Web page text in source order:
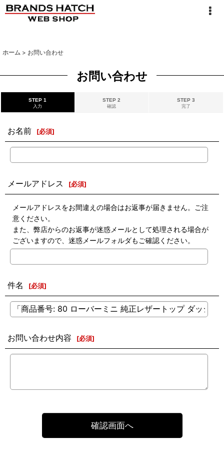
ホーム > お問い合わせ
お問い合わせ
STEP 1
入力
STEP 2
確認
STEP 3
完了
お名前 [必須]
メールアドレス [必須]
メールアドレスをお間違えの場合はお返事が届きません。ご注
意ください。
また、弊店からのお返事が迷惑メールとして処理される場合が
ございますので、迷惑メールフォルダもご確認ください。
件名 [必須]
お問い合わせ内容 [必須]
確認画面へ